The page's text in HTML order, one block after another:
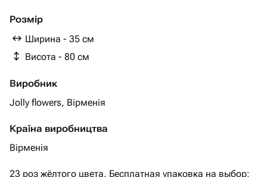
Розмір
Ширина - 35 см
Висота - 80 см
Виробник
Jolly flowers, Вірменія
Країна виробництва
Вірменія
23 роз жёлтого цвета. Бесплатная упаковка на выбор: